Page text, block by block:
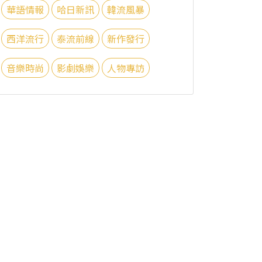
華語情報 哈日新訊 韓流風暴
西洋流行 泰流前線 新作發行
音樂時尚 影劇娛樂 人物專訪